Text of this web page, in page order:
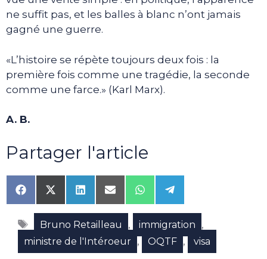
ne suffit pas, et les balles à blanc n’ont jamais
gagné une guerre.
«L’histoire se répète toujours deux fois : la
première fois comme une tragédie, la seconde
comme une farce.» (Karl Marx).
A. B.
Partager l'article
Share
on
Facebook
Share
on
X
(Twitter)
Share
on
LinkedIn
Share
on
Email
Share
on
WhatsApp
Share
on
Telegram
Étiquettes
Bruno Retailleau , immigration ,
ministre de l'Intéroeur , OQTF , visa